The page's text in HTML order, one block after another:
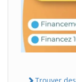
Trouver